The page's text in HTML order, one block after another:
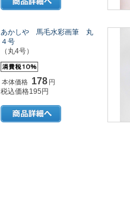
あかしや 馬毛水彩画筆 丸
４号
（丸4号）
本体価格 178 円
税込価格195円